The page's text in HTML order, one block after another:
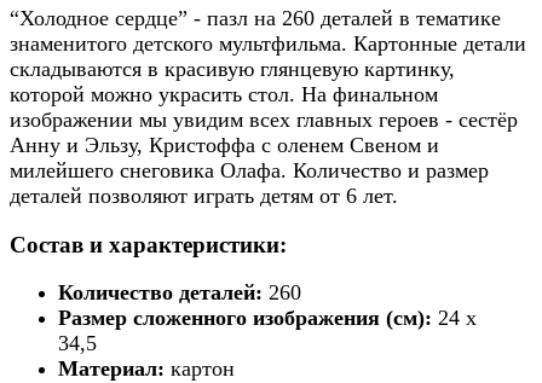
“Холодное сердце” - пазл на 260 деталей в тематике
знаменитого детского мультфильма. Картонные детали
складываются в красивую глянцевую картинку,
которой можно украсить стол. На финальном
изображении мы увидим всех главных героев - сестёр
Анну и Эльзу, Кристоффа с оленем Свеном и
милейшего снеговика Олафа. Количество и размер
деталей позволяют играть детям от 6 лет.
Состав и характеристики:
Количество деталей: 260
Размер сложенного изображения (см): 24 х
34,5
Материал: картон